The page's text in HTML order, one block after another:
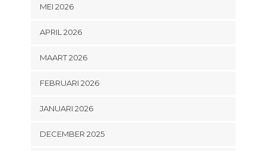
MEI 2026
APRIL 2026
MAART 2026
FEBRUARI 2026
JANUARI 2026
DECEMBER 2025